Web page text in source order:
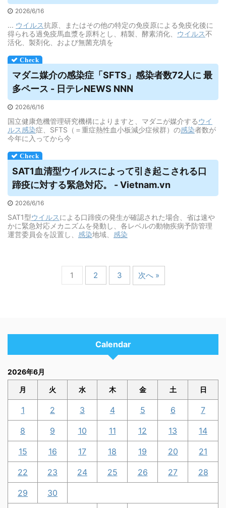
2026/6/16
... ウイルス抗原、またはその他の特定の免疫原による免疫化後に
得られる過免疫馬血漿を原料とし、精製、酵素消化、 ウイルス不
活化、製剤化、および無菌充填を
マダニ媒介の感染症「SFTS」感染者数72人に 最
多ペース - 日テレNEWS NNN
2026/6/16
国立健康危機管理研究機構によりますと、マダニが媒介するウイ
ルス感染症、SFTS（＝重症熱性血小板減少症候群）の感染者数が
今年に入ってから今
SAT1血清型ウイルスによって引き起こされる口
蹄疫に対する緊急対応。 - Vietnam.vn
2026/6/16
SAT1型ウイルスによる口蹄疫の発生が確認された場合、省は速や
かに緊急対応メカニズムを発動し、各レベルの動物疾病予防管理
運営委員会を設置し、 感染地域、 感染
1 2 3 次へ »
Calendar
2026年6月
月 火 水 木 金 土 日
1 2 3 4 5 6 7
8 9 10 11 12 13 14
15 16 17 18 19 20 21
22 23 24 25 26 27 28
29 30